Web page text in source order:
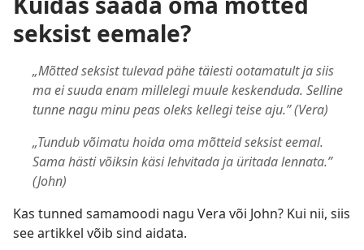
seksist eemale?
„Mõtted seksist tulevad pähe täiesti ootamatult ja siis
ma ei suuda enam millelegi muule keskenduda. Selline
tunne nagu minu peas oleks kellegi teise aju.” (Vera)
„Tundub võimatu hoida oma mõtteid seksist eemal.
Sama hästi võiksin käsi lehvitada ja üritada lennata.”
(John)
Kas tunned samamoodi nagu Vera või John? Kui nii, siis
see artikkel võib sind aidata.